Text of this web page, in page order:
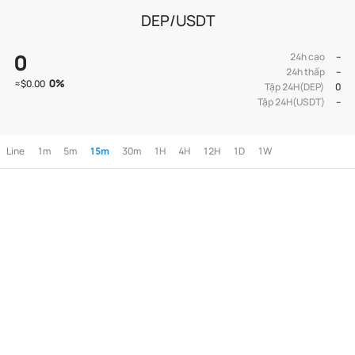
DEP/USDT
0
≈$0.00 0%
24h cao
--
24h thấp
--
Tập 24H(DEP)
0
Tập 24H(USDT)
--
Line 1m 5m 15m 30m 1H 4H 12H 1D 1W